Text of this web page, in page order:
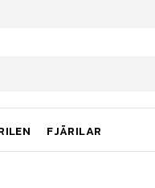
FJÄRILAR